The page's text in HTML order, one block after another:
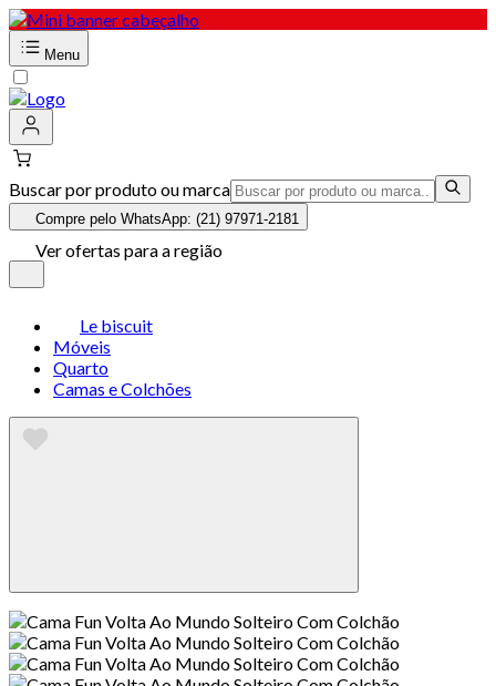
Menu
Buscar por produto ou marca
Compre pelo WhatsApp: (21) 97971-2181
Ver ofertas para a região
Le biscuit
Móveis
Quarto
Camas e Colchões